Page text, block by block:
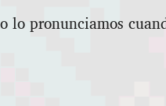
pronunciamos